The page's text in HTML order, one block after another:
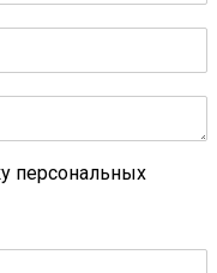
персональных